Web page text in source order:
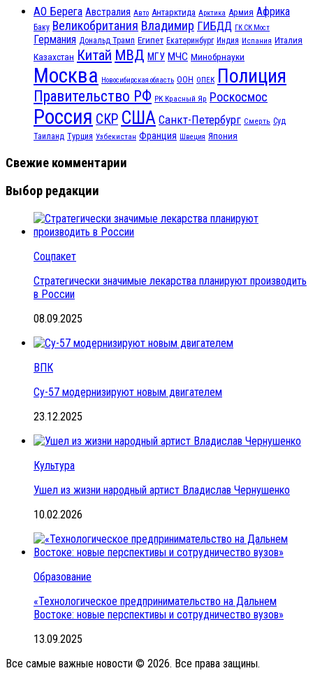
АО Берега Австралия Авто Антарктида Арктика Армия Африка
Баку Великобритания Владимир ГИБДД ГК СК Мост
Германия Дональд Трамп Египет Екатеринбург Индия Испания Италия
Казахстан Китай МВД МГУ МЧС Минобрнауки
Москва Новосибирская область ООН ОПЕК Полиция
Правительство РФ РК Красный Яр Роскосмос
Россия СКР США Санкт-Петербург Смерть Суд
Таиланд Турция Узбекистан Франция Швеция Япония
Свежие комментарии
Выбор редакции
Соцпакет
Стратегически значимые лекарства планируют производить
в России
08.09.2025
ВПК
Су-57 модернизируют новым двигателем
23.12.2025
Культура
Ушел из жизни народный артист Владислав Чернушенко
10.02.2026
Образование
«Технологическое предпринимательство на Дальнем
Востоке: новые перспективы и сотрудничество вузов»
13.09.2025
Все самые важные новости © 2026. Все права защины.